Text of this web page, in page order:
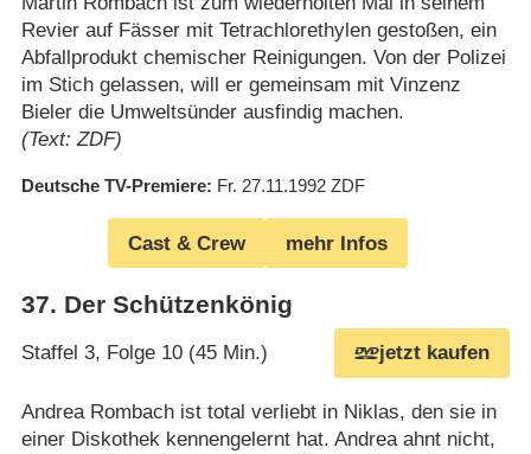
Revier auf Fässer mit Tetrachlorethylen gestoßen, ein
Abfallprodukt chemischer Reinigungen. Von der Polizei
im Stich gelassen, will er gemeinsam mit Vinzenz
Bieler die Umweltsünder ausfindig machen.
(Text: ZDF)
Deutsche TV-Premiere Fr. 27.11.1992 ZDF
Cast & Crew mehr Infos
37. Der Schützenkönig
Staffel 3, Folge 10 (45 Min.) jetzt kaufen
Andrea Rombach ist total verliebt in Niklas, den sie in
einer Diskothek kennengelernt hat. Andrea ahnt nicht,